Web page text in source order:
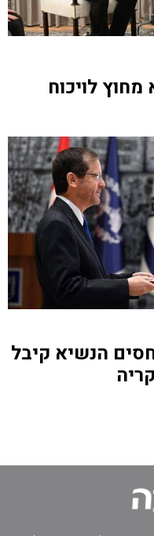
לויכוח
הנשיא קיבל